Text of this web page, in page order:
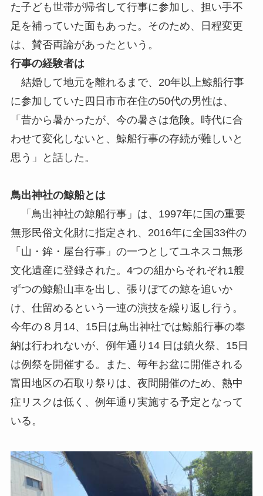
た子ども世帯が帰省して行事に参加し、担い手不
足を補っていた面もあった。そのため、日程変更
は、賛否両論があったという。
行事の経験者は
結婚して地元を離れるまで、20年以上鯨船行事
に参加していた四日市市在住の50代の男性は、
「昔から暑かったが、今の暑さは危険。時代に合
わせて変化しないと、鯨船行事の存続が難しいと
思う」と話した。
鳥出神社の鯨船とは
「鳥出神社の鯨船行事」は、1997年に国の重要
無形民俗文化財に指定され、2016年に全国33件の
「山・鉾・屋台行事」の一つとしてユネスコ無形
文化遺産に登録された。4つの組からそれぞれ1艘
ずつの鯨船山車を出し、張りぼての鯨を追いか
け、仕留めるという一連の演技を繰り返し行う。
今年の８月14、15日は鳥出神社では鯨船行事の奉
納は行われないが、例年通り14 日は鎮火祭、15日
は例祭を開催する。また、毎年お盆に開催される
富田地区の石取り祭りは、夜間開催のため、熱中
症リスクは低く、例年通り実施する予定となって
いる。